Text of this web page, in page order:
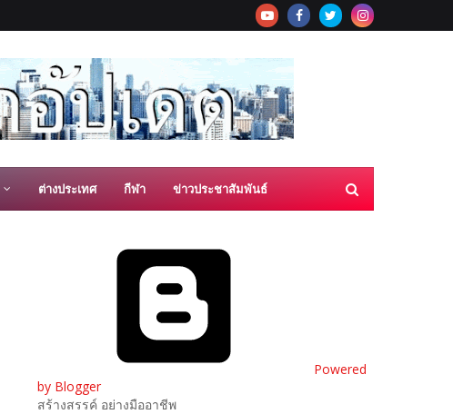
ต่างประเทศ กีฬา ข่าวประชาสัมพันธ์
Powered
by Blogger
สร้างสรรค์ อย่างมืออาชีพ